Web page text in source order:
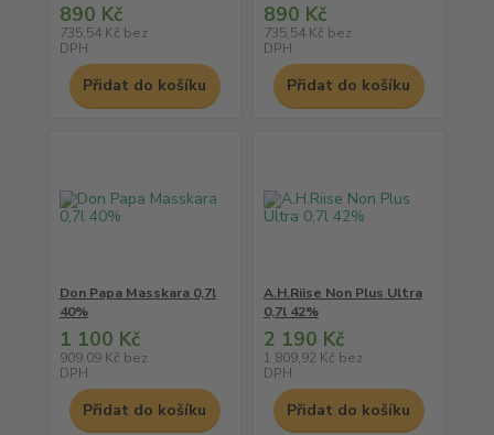
890 Kč
735,54 Kč bez
DPH
Přidat do košíku
890 Kč
735,54 Kč bez
DPH
Přidat do košíku
Don Papa Masskara 0,7l
40%
1 100 Kč
909,09 Kč bez
DPH
Přidat do košíku
A.H.Riise Non Plus Ultra
0,7l 42%
2 190 Kč
1 809,92 Kč bez
DPH
Přidat do košíku